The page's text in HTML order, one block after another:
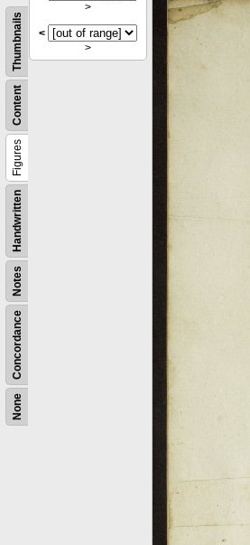
None
Concordance
Notes
Handwritten
Figures
Content
Thumbnails
>
<
>